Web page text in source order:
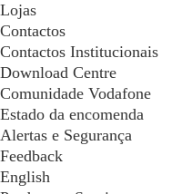
Lojas
Contactos
Contactos Institucionais
Download Centre
Comunidade Vodafone
Estado da encomenda
Alertas e Segurança
Feedback
English